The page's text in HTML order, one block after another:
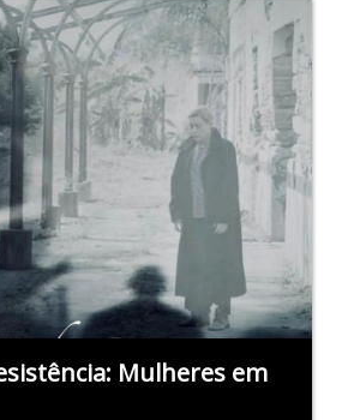
Mulheres em